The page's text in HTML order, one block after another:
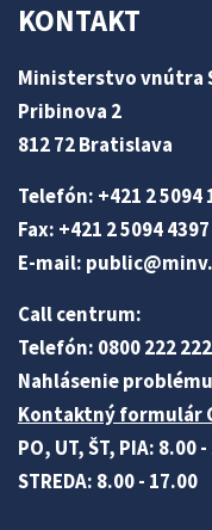
KONTAKT
Ministerstvo vnútra
Pribinova 2
812 72 Bratislava
Telefón: +421 2 5094
Fax: +421 2 5094 4397
E-mail: public@minv
Call centrum:
Telefón: 0800 222 222
Nahlásenie
Kontaktný formulár
PO, UT, ŠT, PIA: 8.00
STREDA: 8.00 - 17.00